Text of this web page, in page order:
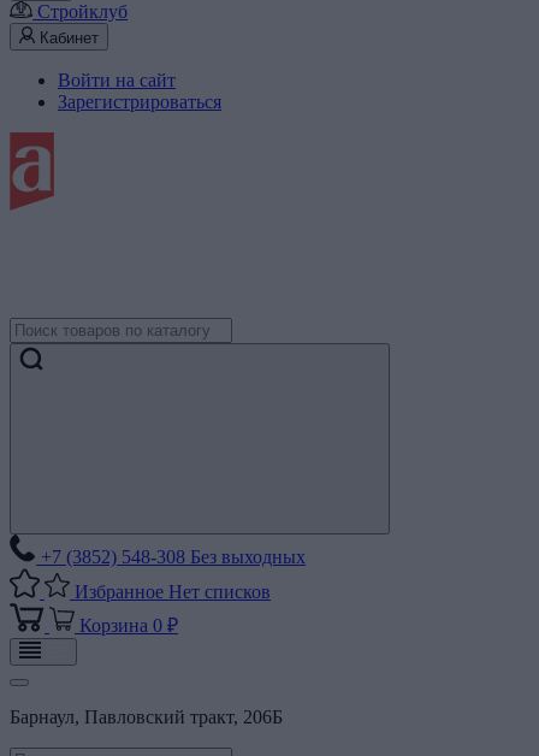
Стройклуб
Кабинет
Войти на сайт
Зарегистрироваться
+7 (3852) 548-308 Без выходных
Избранное Нет списков
Корзина 0 ₽
Барнаул, Павловский тракт, 206Б